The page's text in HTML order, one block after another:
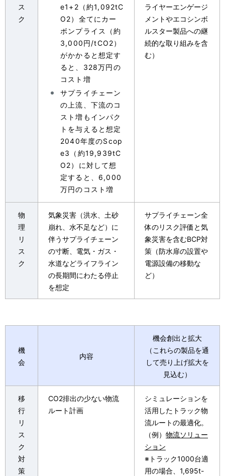
ス
ク
e1+2（約1,092tC
O2）全てにカー
ボンプライス（約
3,000円/tCO2）
がかかると想定す
ると、328万円の
コスト増
サプライチェーン
の上流、下流のコ
スト増もインパク
トを与えると想定
2040年度のScop
e3（約19,939tC
O2）に対して想
定すると、6,000
万円のコスト増
ライヤーエンゲージ
メントやエコシンボ
ルスター製品への継
続的な取り組みを含
む）
物
理
リ
ス
ク
気象災害（洪水、土砂
崩れ、水不足など）に
伴うサプライチェーン
の寸断、電気・ガス・
水道などライフライン
の長期間にわたる停止
を想定
サプライチェーン全
体のリスク評価と気
象災害を含むBCP対
策（防水扉の設置や
電源設備の移動な
ど）
機
会
内容
機会創出と拡大
（これらの製品を通
して売り上げ拡大を
見込む）
移
行
リ
ス
ク
対
策
CO2排出の少ない物流
ルート計画
シミュレーションを
活用したトラック物
流ルートの最適化。
（例） 物流ソリュー
ション
※トラック1000台適
用の場合、1,695t-